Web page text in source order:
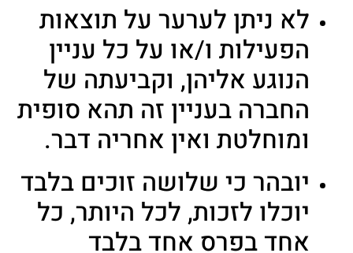
לא ניתן לערער על תוצאות
הפעילות ו/או על כל עניין
הנוגע אליהן, וקביעתה של
החברה בעניין זה תהא סופית
ומוחלטת ואין אחריה דבר.
יובהר כי שלושה זוכים בלבד
יוכלו לזכות, לכל היותר, כל
אחד בפרס אחד בלבד